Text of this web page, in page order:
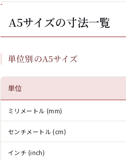
A5サイズの寸法一覧
単位別のA5サイズ
単位
ミリメートル (mm)
センチメートル (cm)
インチ (inch)